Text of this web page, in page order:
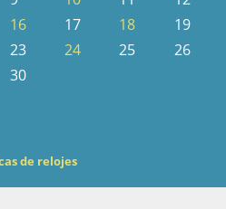
16 17 18
19
23 24 25
26
30
de relojes